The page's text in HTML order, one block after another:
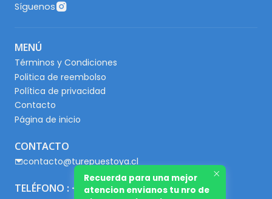
Síguenos
MENÚ
Términos y Condiciones
Politica de reembolso
Política de privacidad
Contacto
Página de inicio
CONTACTO
contacto@turepuestoya.cl
TELÉFONO : +56 9 65667345
Recuerda para una mejor
atencion envianos tu nro de